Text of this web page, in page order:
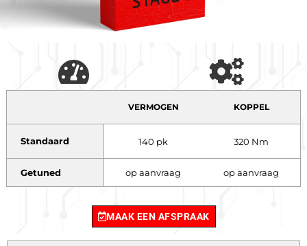
VERMOGEN KOPPEL
Standaard 140 pk 320 Nm
Getuned op aanvraag op aanvraag
MAAK EEN AFSPRAAK